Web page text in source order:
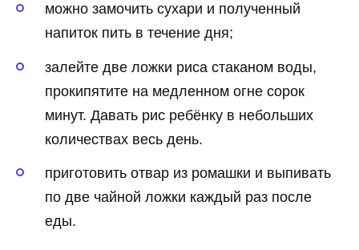
можно замочить сухари и полученный
напиток пить в течение дня;
залейте две ложки риса стаканом воды,
прокипятите на медленном огне сорок
минут. Давать рис ребёнку в небольших
количествах весь день.
приготовить отвар из ромашки и выпивать
по две чайной ложки каждый раз после
еды.